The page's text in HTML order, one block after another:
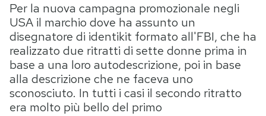
Tecnologia
Internet
Scienza
Cultura
Economia
Sport
Storie/Idee
Ok Boomer!
Media
Europa
Altrecose
Mondiali calcio 2026
Per la nuova campagna promozionale negli
USA il marchio dove ha assunto un
disegnatore di identikit formato all'FBI, che ha
realizzato due ritratti di sette donne prima in
base a una loro autodescrizione, poi in base
alla descrizione che ne faceva uno
sconosciuto. In tutti i casi il secondo ritratto
era molto più bello del primo